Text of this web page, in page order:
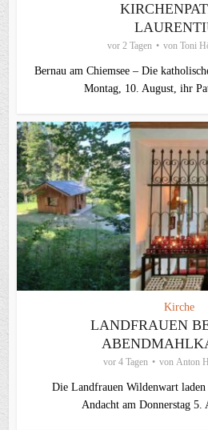
vor 2 Tagen von Toni
Bernau am Chiemsee – Die
Montag, 10. August, ihr
Kirche
LANDFRAUEN
vor 4 Tagen von Anton
Die Landfrauen Wildenwart
Andacht am Donnerstag 5.